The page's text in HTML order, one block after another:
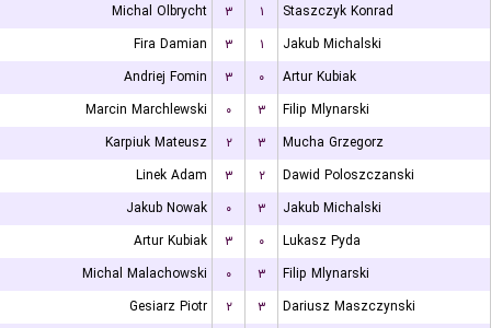
Michal Olbrycht
۳ ۱
Staszczyk Konrad
Fira Damian
۳ ۱
Jakub Michalski
Andriej Fomin
۳ ۰
Artur Kubiak
Marcin Marchlewski
۰ ۳
Filip Mlynarski
Karpiuk Mateusz
۲ ۳
Mucha Grzegorz
Linek Adam
۳ ۲
Dawid Poloszczanski
Jakub Nowak
۰ ۳
Jakub Michalski
Artur Kubiak
۳ ۰
Lukasz Pyda
Michal Malachowski
۰ ۳
Filip Mlynarski
Gesiarz Piotr
۲ ۳
Dariusz Maszczynski